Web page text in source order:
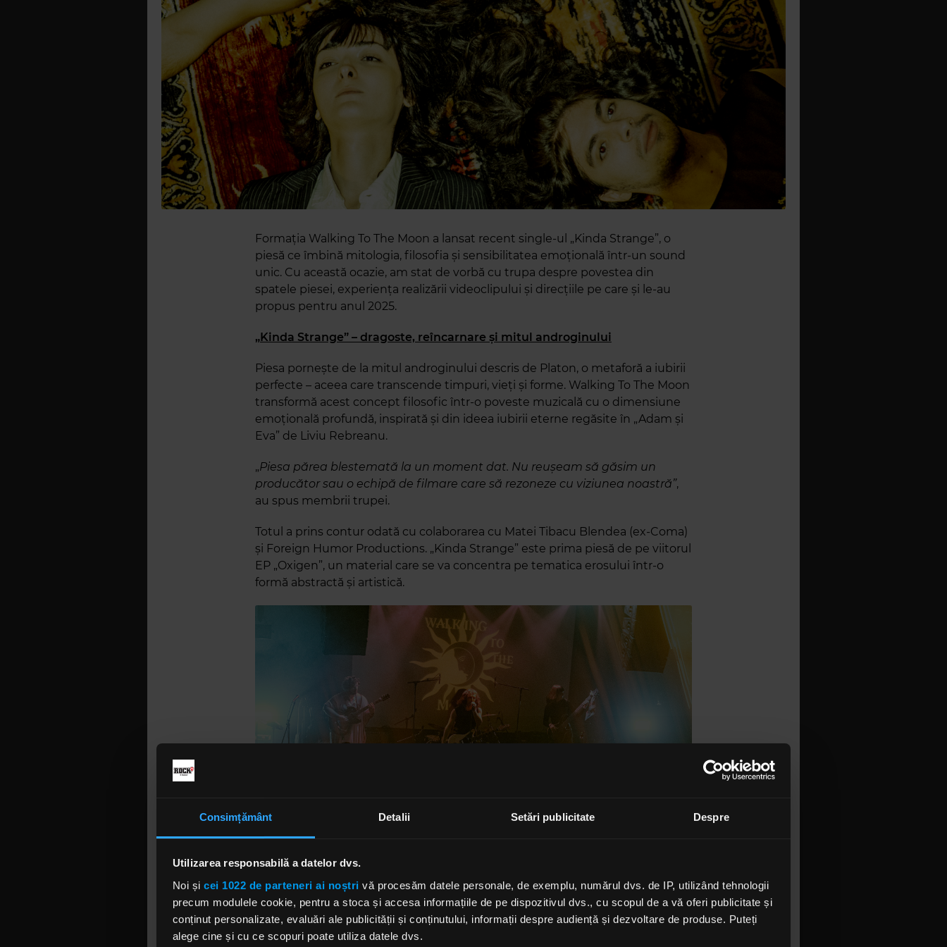
Consimțământ Detalii Setări publicitate Despre
Utilizarea responsabilă a datelor dvs.
Noi și cei 1022 de parteneri ai noștri vă procesăm datele personale, de exemplu, numărul dvs. de IP, utilizând tehnologii
precum modulele cookie, pentru a stoca și accesa informațiile de pe dispozitivul dvs., cu scopul de a vă oferi publicitate și
conținut personalizate, evaluări ale publicității și conținutului, informații despre audiență și dezvoltare de produse. Puteți
alege cine și cu ce scopuri poate utiliza datele dvs.
Formația Walking To The Moon a lansat recent single-ul „Kinda Strange”, o
piesă ce îmbină mitologia, filosofia și sensibilitatea emoțională într-un sound
unic. Cu această ocazie, am stat de vorbă cu trupa despre povestea din
spatele piesei, experiența realizării videoclipului și direcțiile pe care și le-au
propus pentru anul 2025.
„Kinda Strange” – dragoste, reîncarnare și mitul androginului
Piesa pornește de la mitul androginului descris de Platon, o metaforă a iubirii
perfecte – aceea care transcende timpuri, vieți și forme. Walking To The Moon
transformă acest concept filosofic într-o poveste muzicală cu o dimensiune
emoțională profundă, inspirată și din ideea iubirii eterne regăsite în „Adam și
Eva” de Liviu Rebreanu.
„Piesa părea blestemată la un moment dat. Nu reușeam să găsim un
producător sau o echipă de filmare care să rezoneze cu viziunea noastră”,
au spus membrii trupei.
Totul a prins contur odată cu colaborarea cu Matei Tibacu Blendea (ex-Coma)
și Foreign Humor Productions. „Kinda Strange” este prima piesă de pe viitorul
EP „Oxigen”, un material care se va concentra pe tematica erosului într-o
formă abstractă și artistică.
Videoclipul: între artă vizuală și legendă urbană